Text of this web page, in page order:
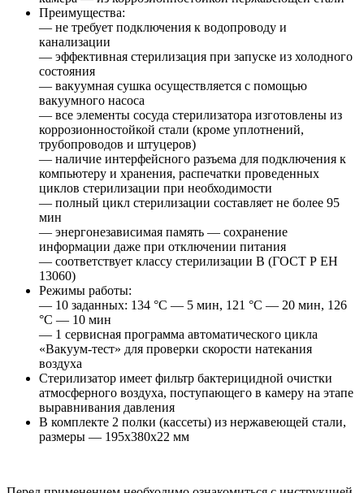
Преимущества:
— не требует подключения к водопроводу и
канализации
— эффективная стерилизация при запуске из холодного
состояния
— вакуумная сушка осуществляется с помощью
вакуумного насоса
— все элементы сосуда стерилизатора изготовлены из
коррозионностойкой стали (кроме уплотнений,
трубопроводов и штуцеров)
— наличие интерфейсного разъема для подключения к
компьютеру и хранения, распечатки проведенных
циклов стерилизации при необходимости
— полный цикл стерилизации составляет не более 95
мин
— энергонезависимая память — сохранение
информации даже при отключении питания
— соответствует классу стерилизации В (ГОСТ Р ЕН
13060)
Режимы работы:
— 10 заданных: 134 °С — 5 мин, 121 °С — 20 мин, 126
°С — 10 мин
— 1 сервисная программа автоматического цикла
«Вакуум-тест» для проверки скорости натекания
воздуха
Стерилизатор имеет фильтр бактерицидной очистки
атмосферного воздуха, поступающего в камеру на этапе
выравнивания давления
В комплекте 2 полки (кассеты) из нержавеющей стали,
размеры — 195x380x22 мм